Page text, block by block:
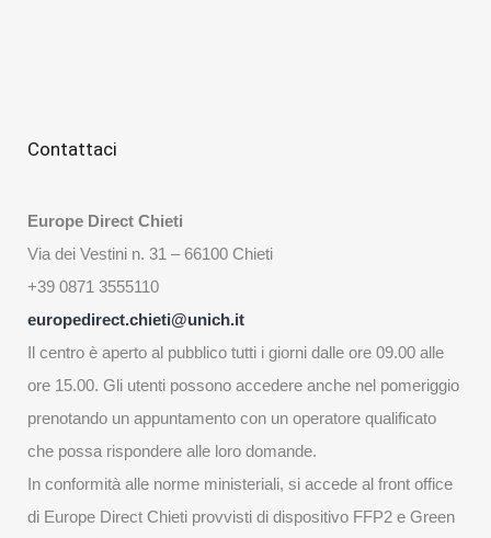
Contattaci
Europe Direct Chieti
Via dei Vestini n. 31 – 66100 Chieti
+39 0871 3555110
europedirect.chieti@unich.it
Il centro è aperto al pubblico tutti i giorni dalle ore 09.00 alle
ore 15.00. Gli utenti possono accedere anche nel pomeriggio
prenotando un appuntamento con un operatore qualificato
che possa rispondere alle loro domande.
In conformità alle norme ministeriali, si accede al front office
di Europe Direct Chieti provvisti di dispositivo FFP2 e Green